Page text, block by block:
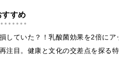
すすめ
していた？！乳酸菌効果を2倍に
再注目。健康と文化の交差点を探る